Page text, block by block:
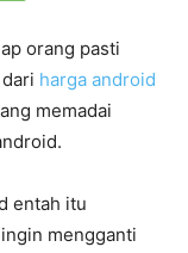
orang pasti
harga android
memadai
entah itu
mengganti